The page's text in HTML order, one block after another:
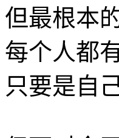
但最根本
每个人都
只要是自